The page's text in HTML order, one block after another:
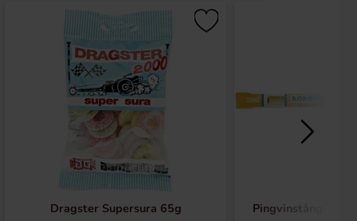
Dragster Supersura 65g Pingvinstång